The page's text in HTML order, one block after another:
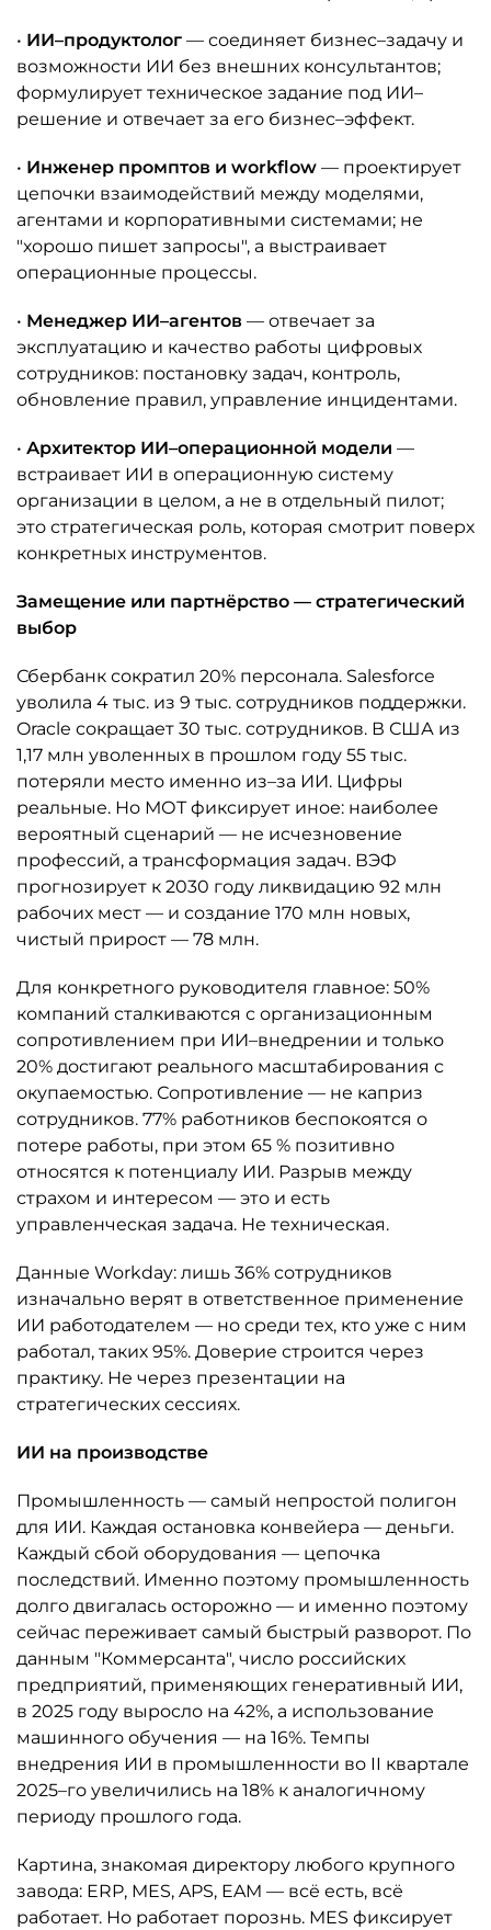
• ИИ–продуктолог — соединяет бизнес–задачу и
возможности ИИ без внешних консультантов;
формулирует техническое задание под ИИ–
решение и отвечает за его бизнес–эффект.
• Инженер промптов и workflow — проектирует
цепочки взаимодействий между моделями,
агентами и корпоративными системами; не
"хорошо пишет запросы", а выстраивает
операционные процессы.
• Менеджер ИИ–агентов — отвечает за
эксплуатацию и качество работы цифровых
сотрудников: постановку задач, контроль,
обновление правил, управление инцидентами.
• Архитектор ИИ–операционной модели —
встраивает ИИ в операционную систему
организации в целом, а не в отдельный пилот;
это стратегическая роль, которая смотрит поверх
конкретных инструментов.
Замещение или партнёрство — стратегический
выбор
Сбербанк сократил 20% персонала. Salesforce
уволила 4 тыс. из 9 тыс. сотрудников поддержки.
Oracle сокращает 30 тыс. сотрудников. В США из
1,17 млн уволенных в прошлом году 55 тыс.
потеряли место именно из–за ИИ. Цифры
реальные. Но МОТ фиксирует иное: наиболее
вероятный сценарий — не исчезновение
профессий, а трансформация задач. ВЭФ
прогнозирует к 2030 году ликвидацию 92 млн
рабочих мест — и создание 170 млн новых,
чистый прирост — 78 млн.
Для конкретного руководителя главное: 50%
компаний сталкиваются с организационным
сопротивлением при ИИ–внедрении и только
20% достигают реального масштабирования с
окупаемостью. Сопротивление — не каприз
сотрудников. 77% работников беспокоятся о
потере работы, при этом 65 % позитивно
относятся к потенциалу ИИ. Разрыв между
страхом и интересом — это и есть
управленческая задача. Не техническая.
Данные Workday: лишь 36% сотрудников
изначально верят в ответственное применение
ИИ работодателем — но среди тех, кто уже с ним
работал, таких 95%. Доверие строится через
практику. Не через презентации на
стратегических сессиях.
ИИ на производстве
Промышленность — самый непростой полигон
для ИИ. Каждая остановка конвейера — деньги.
Каждый сбой оборудования — цепочка
последствий. Именно поэтому промышленность
долго двигалась осторожно — и именно поэтому
сейчас переживает самый быстрый разворот. По
данным "Коммерсанта", число российских
предприятий, применяющих генеративный ИИ,
в 2025 году выросло на 42%, а использование
машинного обучения — на 16%. Темпы
внедрения ИИ в промышленности во II квартале
2025–го увеличились на 18% к аналогичному
периоду прошлого года.
Картина, знакомая директору любого крупного
завода: ERP, MES, APS, EAM — всё есть, всё
работает. Но работает порознь. MES фиксирует